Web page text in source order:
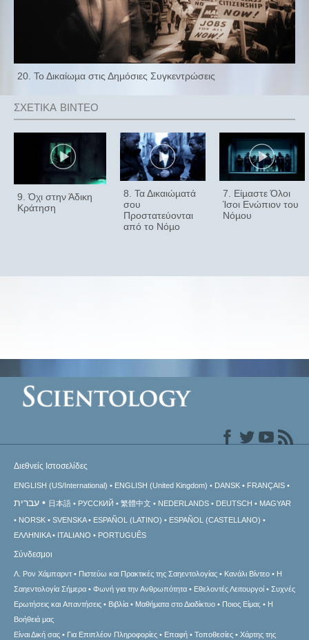
20. Το Δικαίωµα στις Δηµόσιες Συγκεντρώσεις
9. Όχι στην Άδικη
Κράτηση
8. Τα Δικαιώµατά
σου
Προστατεύονται
από το Νόµο
7. Είµαστε Όλοι
Ίσοι Ενώπιον του
Νόµου
Διεθνείς Ιστοσελίδες
ENGLISH (US/International) ENGLISH (United Kingdom) DANSK FRANÇAIS
עברית 日本語 РУССКИЙ 繁體中文 NEDERLANDS DEUTSCH
MAGYAR
NORSK
SVENSKA ESPAÑOL (LATINO)
ESPAÑOL (CASTELLANO)
ΕΛΛΗΝΙΚA
ITALIANO PORTUGUÊS
Σύνδεσμοι
Λ. Ρον Χάμπαρντ Πιστεύω και Πρακτικές της Σαηεντολογίας Κανάλι Βίντεο
Η
Σαηεντολογία Σήμερα
Φωνή για την Ανθρωπότητα Εθελοντές Λειτουργοί
Συχνές
Ερωτήσεις και Απαντήσεις
Βιβλία Μαθήματα στο Διαδίκτυο Ποιος Είμαι;
Η
Βοήθειά μας
Είναι Δική σας
Για Επιπλέον Πληροφορίες Επαφή Τοποθεσίες Χάρτης της